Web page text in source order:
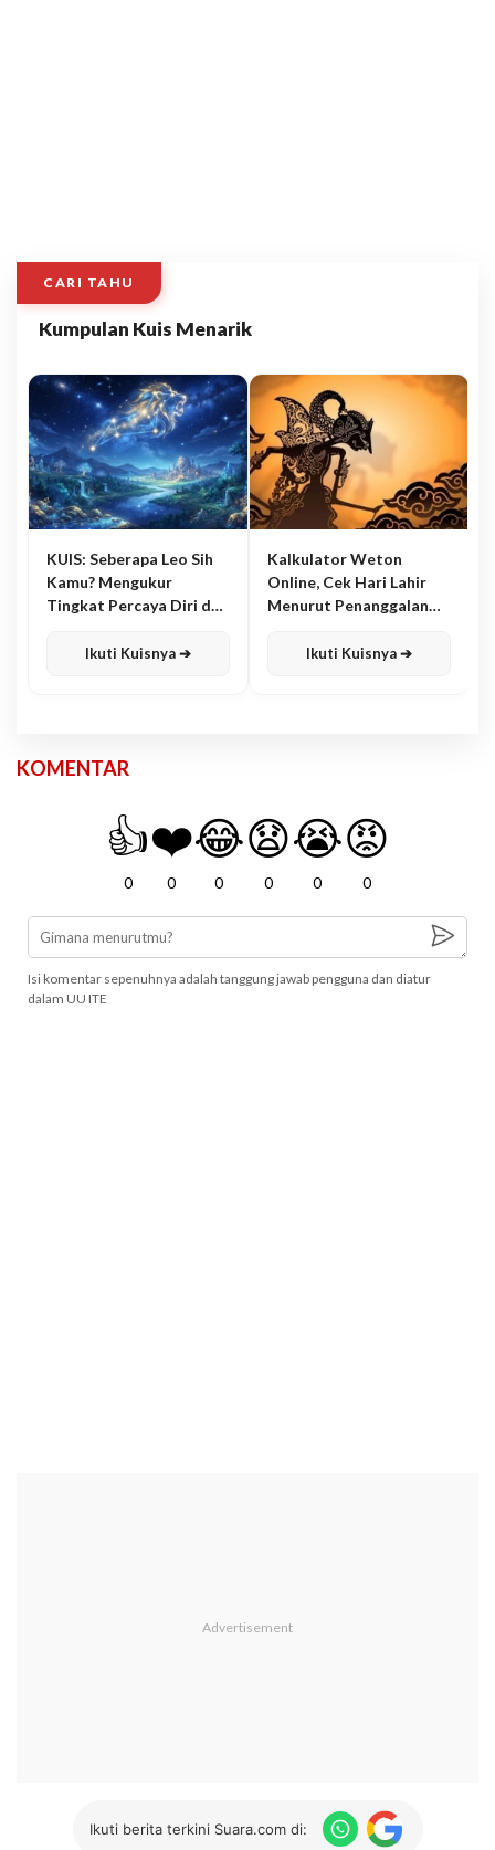
CARI TAHU
Kumpulan Kuis Menarik
KUIS: Seberapa Leo Sih
Kamu? Mengukur
Tingkat Percaya Diri dan
Ikuti Kuisnya ➔
Kalkulator Weton
Online, Cek Hari Lahir
Menurut Penanggalan
Ikuti Kuisnya ➔
KOMENTAR
👍
0
❤️
0
😂
0
😧
0
😭
0
😡
0
Isi komentar sepenuhnya adalah tanggung jawab pengguna dan diatur
dalam UU ITE
Ikuti berita terkini Suara.com di: